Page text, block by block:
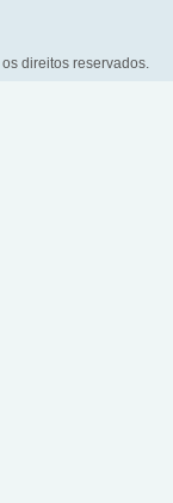
direitos reservados.